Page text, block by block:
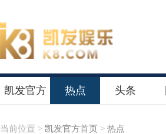
凯发官方 热点 头条
当前位置 > 凯发官方首页 > 热点